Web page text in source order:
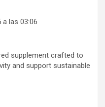
a las 03:06
supplement crafted to
and support sustainable